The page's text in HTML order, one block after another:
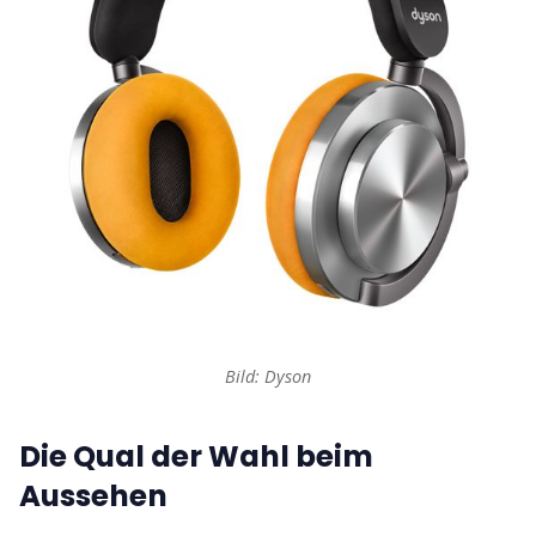
Bild: Dyson
Die Qual der Wahl beim
Aussehen